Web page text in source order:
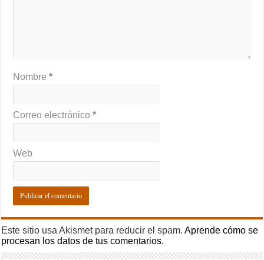
Nombre*
Correo electrónico*
Web
Este sitio usa Akismet para reducir el spam.Aprende cómo se
procesan los datos de tus comentarios.